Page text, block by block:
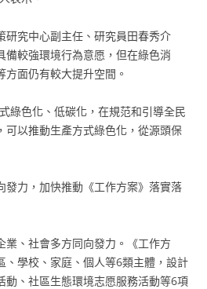
研究中心副主任、研究員田春秀介
備較強環境行為意愿，但在綠色消
面仍有較大提升空間。
綠色化、低碳化，在規范和引導全民
可以推動生產方式綠色化，從源頭保
發力，加快推動《工作方案》落實落
業、社會多方同向發力。《工作方
、學校、家庭、個人等6類主體，設計
動、社區生態環境志愿服務活動等6項